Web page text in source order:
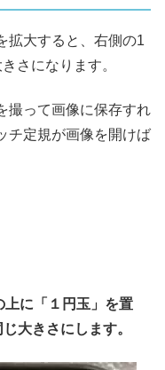
拡大すると、右側の1
さになります。
撮って画像に保存すれ
チ定規が画像を開けば
上に「１円玉」を置
大きさにします。